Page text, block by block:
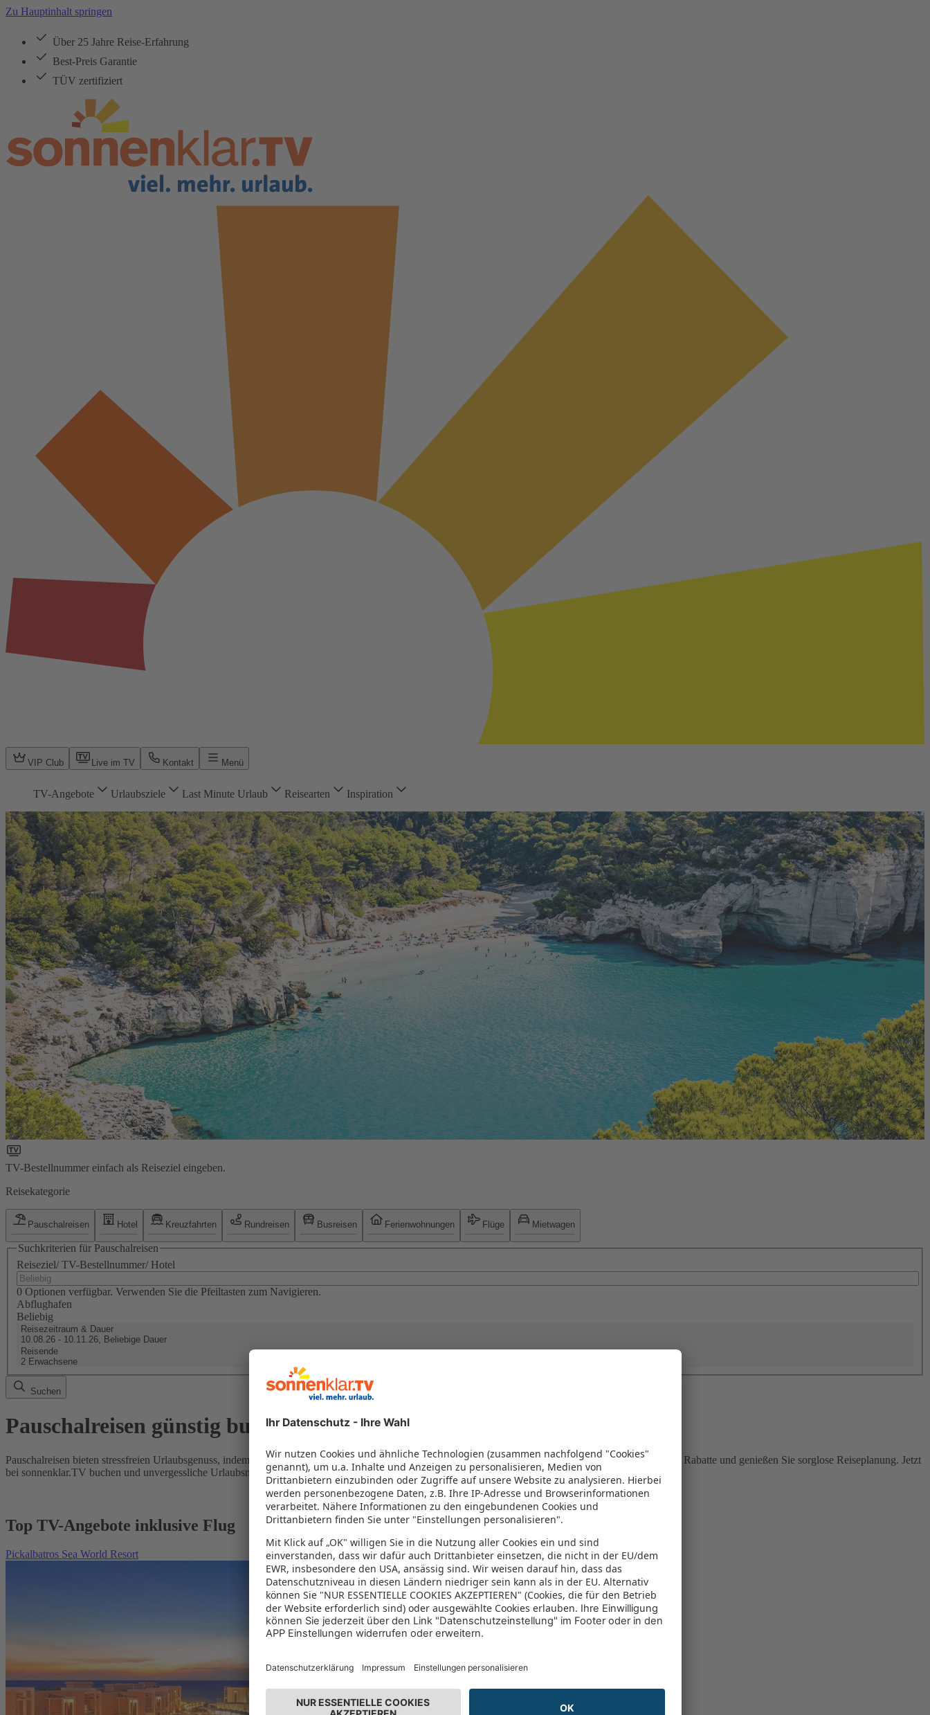
Zu Hauptinhalt springen
Über 25 Jahre Reise-Erfahrung
Best-Preis Garantie
TÜV zertifiziert
VIP Club Live im TV Kontakt Menü
TV-Angebote Urlaubsziele Last Minute Urlaub Reisearten Inspiration
TV-Bestellnummer einfach als Reiseziel eingeben.
Reisekategorie
Pauschalreisen Hotel Kreuzfahrten Rundreisen Busreisen Ferienwohnungen Flüge Mietwagen
Suchkriterien für Pauschalreisen
Reiseziel/ TV-Bestellnummer/ Hotel
0 Optionen verfügbar. Verwenden Sie die Pfeiltasten zum Navigieren.
Abflughafen
Beliebig
Reisezeitraum & Dauer
10.08.26 - 10.11.26, Beliebige Dauer
Reisende
2 Erwachsene
Suchen
Pauschalreisen günstig buchen
Pauschalreisen bieten stressfreien Urlaubsgenuss, indem Flug und Hotel in einem Paket kombiniert werden – das spart Zeit und Geld. Nutzen Sie attraktive Rabatte und genießen Sie sorglose Reiseplanung. Jetzt
bei sonnenklar.TV buchen und unvergessliche Urlaubsmomente erleben!
Top TV-Angebote inklusive Flug
Pickalbatros Sea World Resort